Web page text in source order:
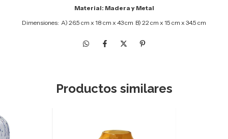
Material: Madera y Metal
Dimensiones: A) 26.5 cm x 18 cm x 43 cm B) 22 cm x 15 cm x 34.5 cm
Productos similares